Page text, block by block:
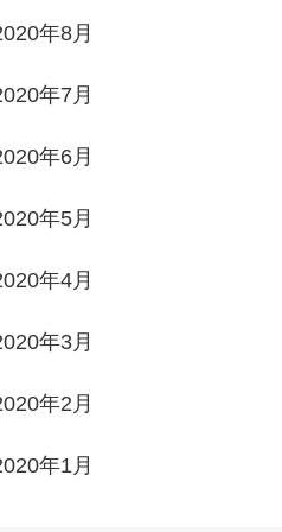
年8月
年7月
年6月
年5月
年4月
年3月
年2月
年1月